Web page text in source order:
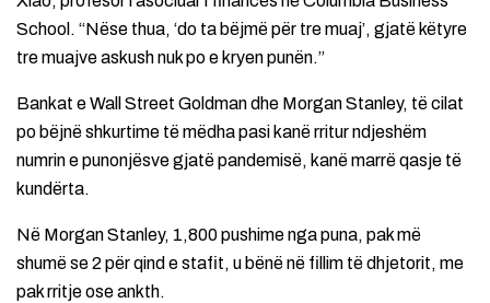
School. “Nëse thua, ‘do ta bëjmë për tre muaj’, gjatë këtyre
tre muajve askush nuk po e kryen punën.”
Bankat e Wall Street Goldman dhe Morgan Stanley, të cilat
po bëjnë shkurtime të mëdha pasi kanë rritur ndjeshëm
numrin e punonjësve gjatë pandemisë, kanë marrë qasje të
kundërta.
Në Morgan Stanley, 1,800 pushime nga puna, pak më
shumë se 2 për qind e stafit, u bënë në fillim të dhjetorit, me
pak rritje ose ankth.